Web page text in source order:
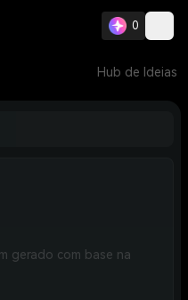
0
Hub de Ideias